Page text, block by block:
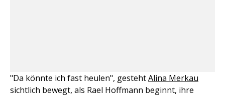
"Da könnte ich fast heulen", gestehtAlina Merkau
sichtlich bewegt, als Rael Hoffmann beginnt, ihre